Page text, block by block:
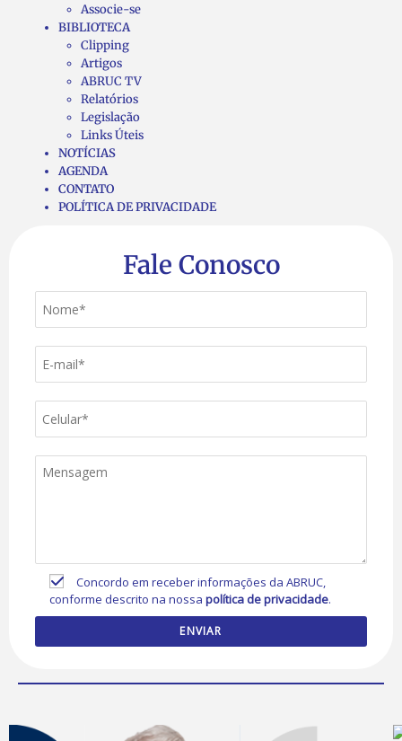
Associe-se
BIBLIOTECA
Clipping
Artigos
ABRUC TV
Relatórios
Legislação
Links Úteis
NOTÍCIAS
AGENDA
CONTATO
POLÍTICA DE PRIVACIDADE
Fale Conosco
Concordo em receber informações da ABRUC,
conforme descrito na nossapolítica de privacidade.